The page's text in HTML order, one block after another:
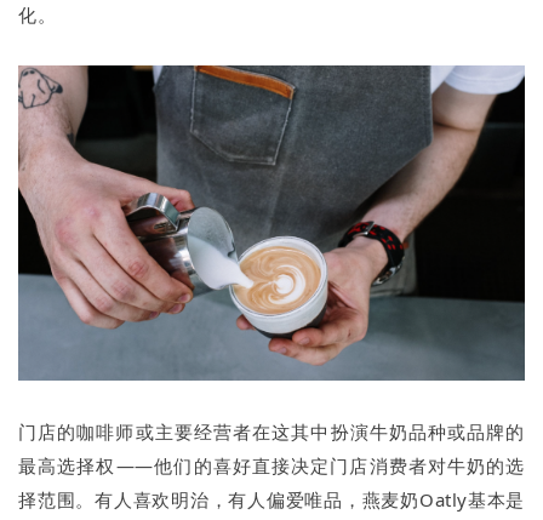
化。
门店的咖啡师或主要经营者在这其中扮演牛奶品种或品牌的
最高选择权——他们的喜好直接决定门店消费者对牛奶的选
择范围。有人喜欢明治，有人偏爱唯品，燕麦奶Oatly基本是